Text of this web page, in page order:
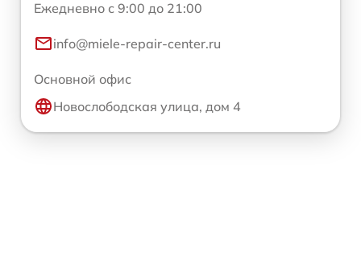
Ежедневно с 9:00 до 21:00
info@miele-repair-center.ru
Основной офис
Новослободская улица, дом 4